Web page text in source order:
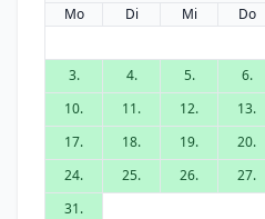
Mo Di Mi Do
3.
4. 5. 6.
10.
11. 12. 13.
17.
18. 19. 20.
24.
25. 26. 27.
31.